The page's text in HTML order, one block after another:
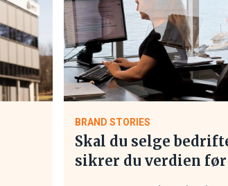
BRAND STORIES
Skal du selge
sikrer du verdien